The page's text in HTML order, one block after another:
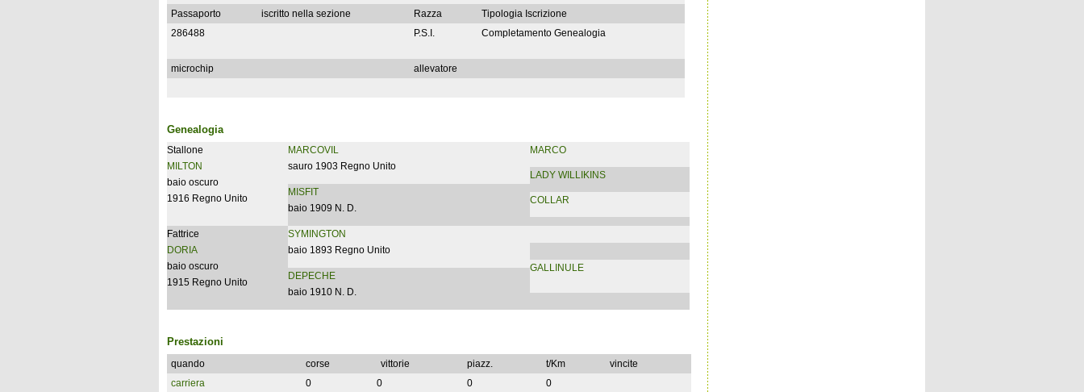
Passaporto iscritto nella sezione Razza
Tipologia Iscrizione
286488
P.S.I. Completamento Genealogia
microchip allevatore
Genealogia
Stallone
MILTON
baio oscuro
1916 Regno Unito
MARCOVIL
sauro 1903 Regno Unito
MISFIT
baio 1909 N. D.
MARCO
LADY WILLIKINS
COLLAR
Fattrice
DORIA
baio oscuro
1915 Regno Unito
SYMINGTON
baio 1893 Regno Unito
DEPECHE
baio 1910 N. D.
GALLINULE
Prestazioni
quando corse vittorie piazz. t/Km
vincite
carriera
0 0 0 0